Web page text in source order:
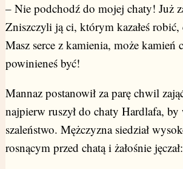
– Nie podchodź do mojej chaty! Już
Zniszczyli ją ci, którym kazałeś
Masz serce z kamienia, może
powinieneś być!
Mannaz postanowił za parę chwil
najpierw ruszył do chaty Hardlafa,
szaleństwo. Mężczyzna siedział
rosnącym przed chatą i żałośnie jęczał: